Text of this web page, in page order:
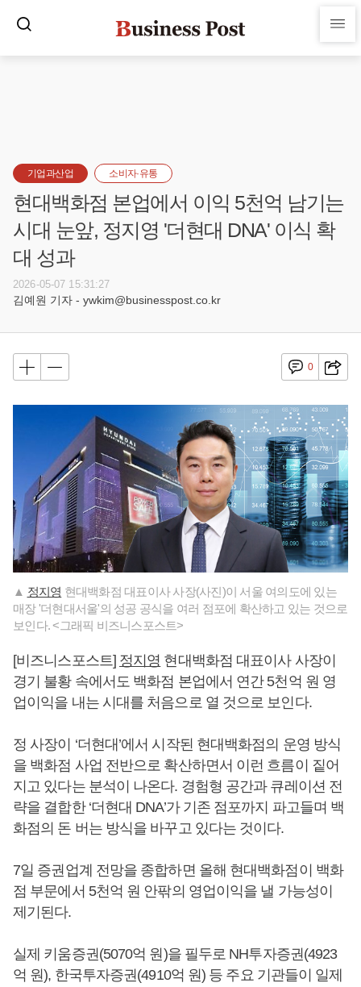
기업과산업 소비자·유통
현대백화점 본업에서 이익 5천억 남기는
시대 눈앞, 정지영 '더현대 DNA' 이식 확
대 성과
2026-05-07 15:31:27
김예원 기자 - ywkim@businesspost.co.kr
0
▲ 정지영 현대백화점 대표이사 사장(사진)이 서울 여의도에 있는
매장 '더현대서울'의 성공 공식을 여러 점포에 확산하고 있는 것으로
보인다. <그래픽 비즈니스포스트>
[비즈니스포스트] 정지영 현대백화점 대표이사 사장이
경기 불황 속에서도 백화점 본업에서 연간 5천억 원 영
업이익을 내는 시대를 처음으로 열 것으로 보인다.
정 사장이 ‘더현대’에서 시작된 현대백화점의 운영 방식
을 백화점 사업 전반으로 확산하면서 이런 흐름이 짙어
지고 있다는 분석이 나온다. 경험형 공간과 큐레이션 전
략을 결합한 ‘더현대 DNA’가 기존 점포까지 파고들며 백
화점의 돈 버는 방식을 바꾸고 있다는 것이다.
7일 증권업계 전망을 종합하면 올해 현대백화점이 백화
점 부문에서 5천억 원 안팎의 영업이익을 낼 가능성이
제기된다.
실제 키움증권(5070억 원)을 필두로 NH투자증권(4923
억 원), 한국투자증권(4910억 원) 등 주요 기관들이 일제